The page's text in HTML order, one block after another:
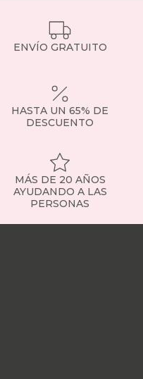
ENVÍO GRATUITO
HASTA UN 65% DE
DESCUENTO
MÁS DE 20 AÑOS
AYUDANDO A LAS
PERSONAS